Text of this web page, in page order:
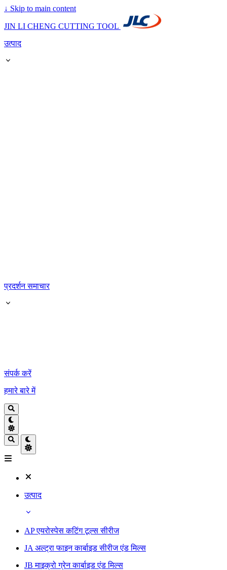
↓ Skip to main content
JIN LI CHENG CUTTING TOOL
उत्पाद
प्रदर्शन समाचार
संपर्क करें
हमारे बारे में
उत्पाद
AP एयरोस्पेस कटिंग टूल्स सीरीज
JA अल्ट्रा फाइन कार्बाइड सीरीज एंड मिल्स
JB माइक्रो ग्रेन कार्बाइड एंड मिल्स